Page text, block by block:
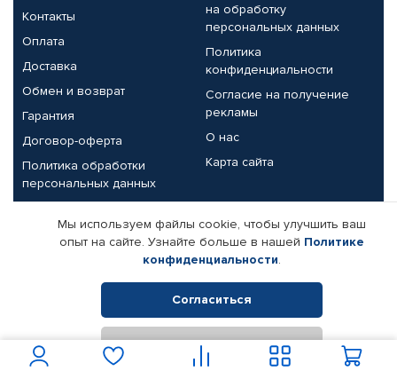
Контакты
Оплата
Доставка
Обмен и возврат
Гарантия
Договор-оферта
Политика обработки
персональных данных
на обработку
персональных данных
Политика
конфиденциальности
Согласие на получение
рекламы
О нас
Карта сайта
Партнерам
Корпоративным клиентам
Поставщикам
Реквизиты компании
© КАМАЗ ЦЕНТР ДОНЕЦК, 2015-2026. Все права защищены.
Интернет-магазин автомобильных товаров Автопрофи.
Мы используем файлы cookie, чтобы улучшить ваш
опыт на сайте. Узнайте больше в нашей Политике
конфиденциальности.
Согласиться
Отклонить